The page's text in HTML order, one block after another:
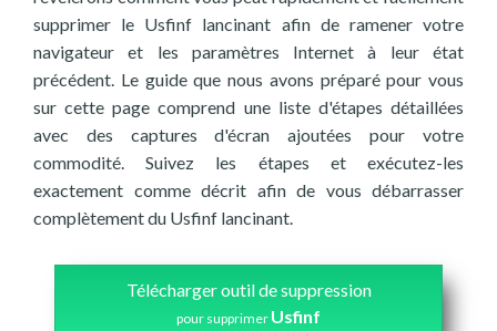
supprimer le Usfinf lancinant afin de ramener votre
navigateur et les paramètres Internet à leur état
précédent. Le guide que nous avons préparé pour vous
sur cette page comprend une liste d'étapes détaillées
avec des captures d'écran ajoutées pour votre
commodité. Suivez les étapes et exécutez-les
exactement comme décrit afin de vous débarrasser
complètement du Usfinf lancinant.
Télécharger outil de suppression
pour supprimer Usfinf